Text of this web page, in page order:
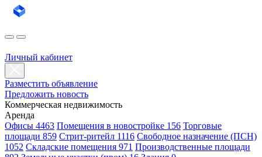
Личный кабинет
Разместить объявление
Предложить новость
Коммерческая недвижимость
Аренда
Офисы 4463 Помещения в новостройке 156 Торговые
площади 859 Стрит-ритейл 1116 Свободное назначение (ПСН)
1052 Складские помещения 971 Производственные площади